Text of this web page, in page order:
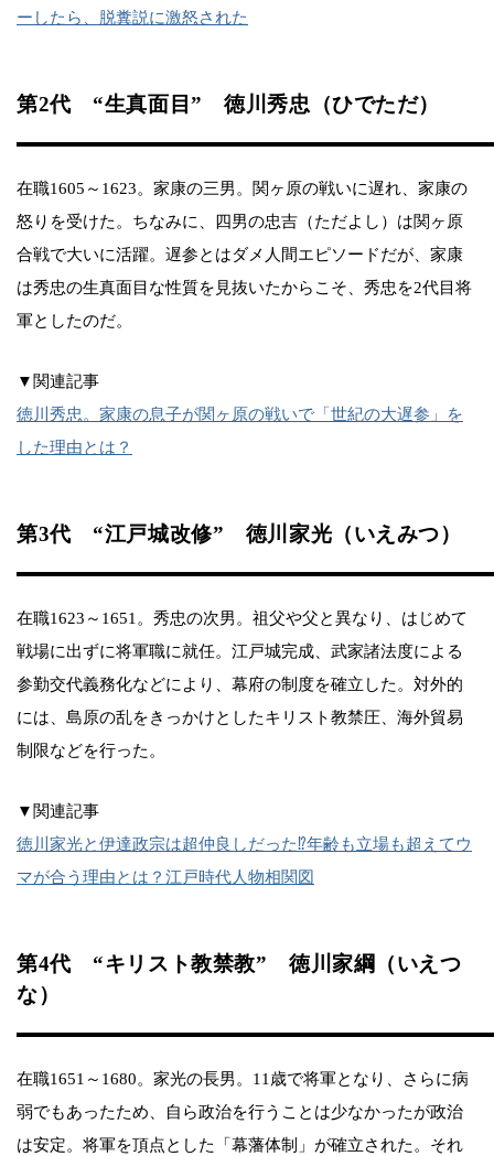
ーしたら、脱糞説に激怒された
第2代 “生真面目” 徳川秀忠（ひでただ）
在職1605～1623。家康の三男。関ヶ原の戦いに遅れ、家康の
怒りを受けた。ちなみに、四男の忠吉（ただよし）は関ヶ原
合戦で大いに活躍。遅参とはダメ人間エピソードだが、家康
は秀忠の生真面目な性質を見抜いたからこそ、秀忠を2代目将
軍としたのだ。
▼関連記事
徳川秀忠。家康の息子が関ヶ原の戦いで「世紀の大遅参」を
した理由とは？
第3代 “江戸城改修” 徳川家光（いえみつ）
在職1623～1651。秀忠の次男。祖父や父と異なり、はじめて
戦場に出ずに将軍職に就任。江戸城完成、武家諸法度による
参勤交代義務化などにより、幕府の制度を確立した。対外的
には、島原の乱をきっかけとしたキリスト教禁圧、海外貿易
制限などを行った。
▼関連記事
徳川家光と伊達政宗は超仲良しだった⁉︎年齢も立場も超えてウ
マが合う理由とは？江戸時代人物相関図
第4代 “キリスト教禁教” 徳川家綱（いえつ
な）
在職1651～1680。家光の長男。11歳で将軍となり、さらに病
弱でもあったため、自ら政治を行うことは少なかったが政治
は安定。将軍を頂点とした「幕藩体制」が確立された。それ